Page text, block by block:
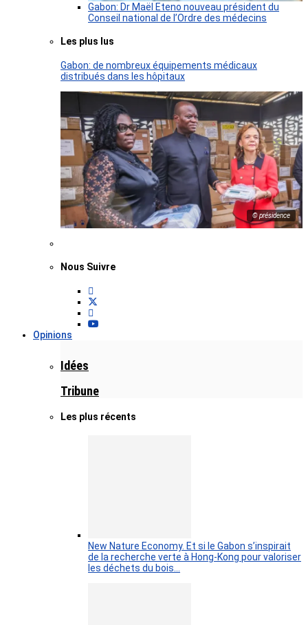
Gabon: Dr Maël Eteno nouveau président du
Conseil national de l’Ordre des médecins
Les plus lus
Gabon: de nombreux équipements médicaux
distribués dans les hôpitaux
© présidence
Nous Suivre
Opinions
Idées
Tribune
Les plus récents
New Nature Economy. Et si le Gabon s’inspirait
de la recherche verte à Hong-Kong pour valoriser
les déchets du bois…